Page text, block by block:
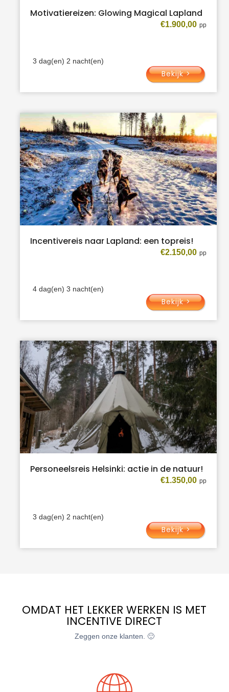
Motivatiereizen: Glowing Magical Lapland
€1.900,00
3 dag(en) 2 nacht(en)
Incentivereis naar Lapland: een topreis!
€2.150,00
4 dag(en) 3 nacht(en)
Personeelsreis Helsinki: actie in de natuur!
€1.350,00
3 dag(en) 2 nacht(en)
OMDAT HET LEKKER WERKEN IS MET
INCENTIVE DIRECT
Zeggen onze klanten. 🙂